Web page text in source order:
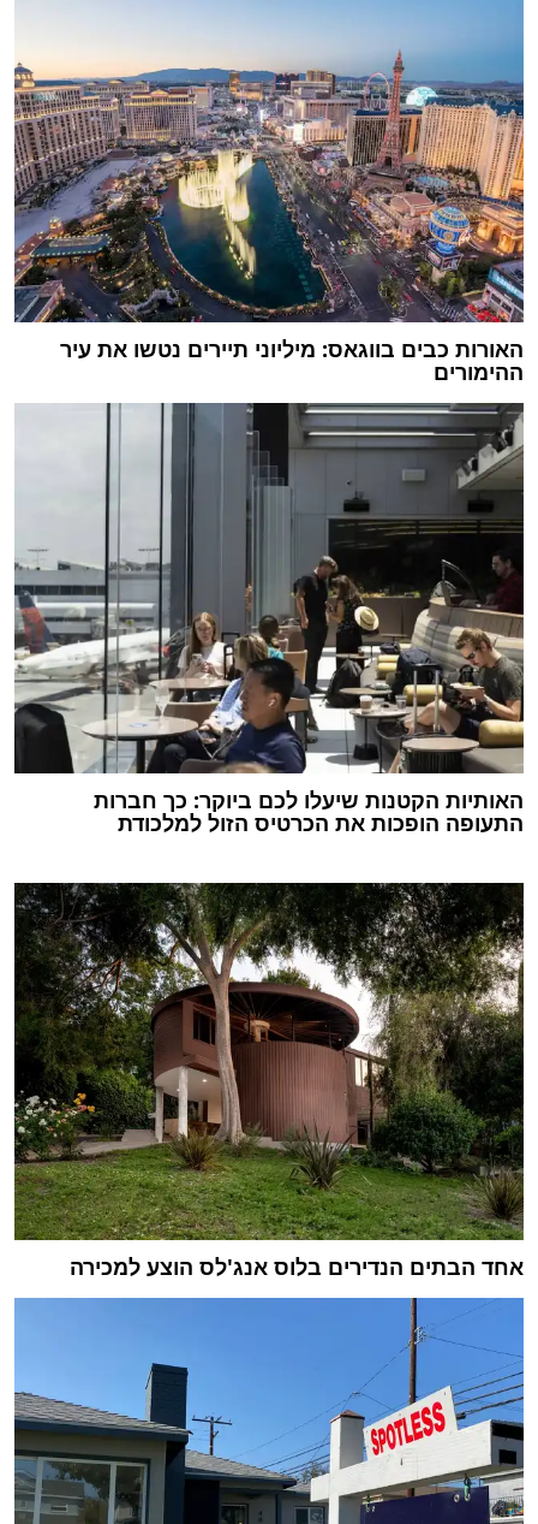
האורות כבים בווגאס: מיליוני תיירים נטשו את עיר
ההימורים
האותיות הקטנות שיעלו לכם ביוקר: כך חברות
התעופה הופכות את הכרטיס הזול למלכודת
אחד הבתים הנדירים בלוס אנג'לס הוצע למכירה